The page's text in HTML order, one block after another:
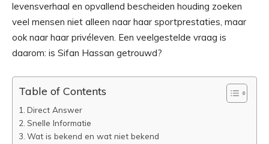
levensverhaal en opvallend bescheiden houding zoeken
veel mensen niet alleen naar haar sportprestaties, maar
ook naar haar privéleven. Een veelgestelde vraag is
daarom: is Sifan Hassan getrouwd?
Table of Contents
Direct Answer
Snelle Informatie
Wat is bekend en wat niet bekend